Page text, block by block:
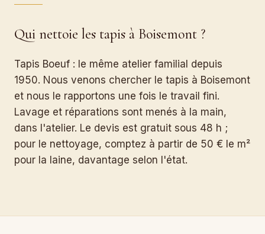
Qui nettoie les tapis à Boisemont ?
Tapis Boeuf : le même atelier familial depuis
1950. Nous venons chercher le tapis à Boisemont
et nous le rapportons une fois le travail fini.
Lavage et réparations sont menés à la main,
dans l'atelier. Le devis est gratuit sous 48 h ;
pour le nettoyage, comptez à partir de 50 € le m²
pour la laine, davantage selon l'état.